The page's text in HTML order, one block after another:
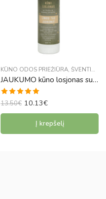
KŪNO ODOS PRIEŽIŪRA, ŠVENTINĖ KOLEKCIJA
JAUKUMO kūno losjonas su šilku ir mangų sviestu
Įvertinimas:
5.00 iš 5
13.50€ 10.13€
Į krepšelį